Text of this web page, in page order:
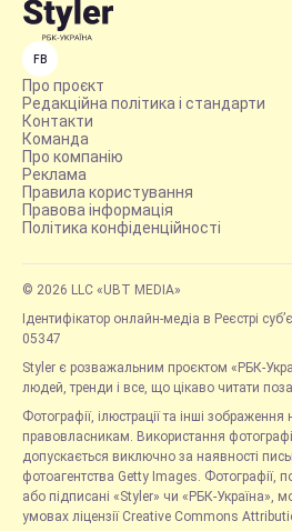
FB
Про проєкт
Редакційна політика і стандарти
Контакти
Команда
Про компанію
Реклама
Правила користування
Правова інформація
Політика конфіденційності
© 2026 LLC «UBT MEDIA»
Ідентифікатор онлайн-медіа в Реєстрі
05347
Styler є розважальним проєктом «РБК-
людей, тренди і все, що цікаво читати
Фотографії, ілюстрації та інші зображення
правовласникам. Використання
допускається виключно за наявності
фотоагентства Getty Images. Фотографії,
або підписані «Styler» чи «РБК-Україна»,
умовах ліцензії Creative Commons